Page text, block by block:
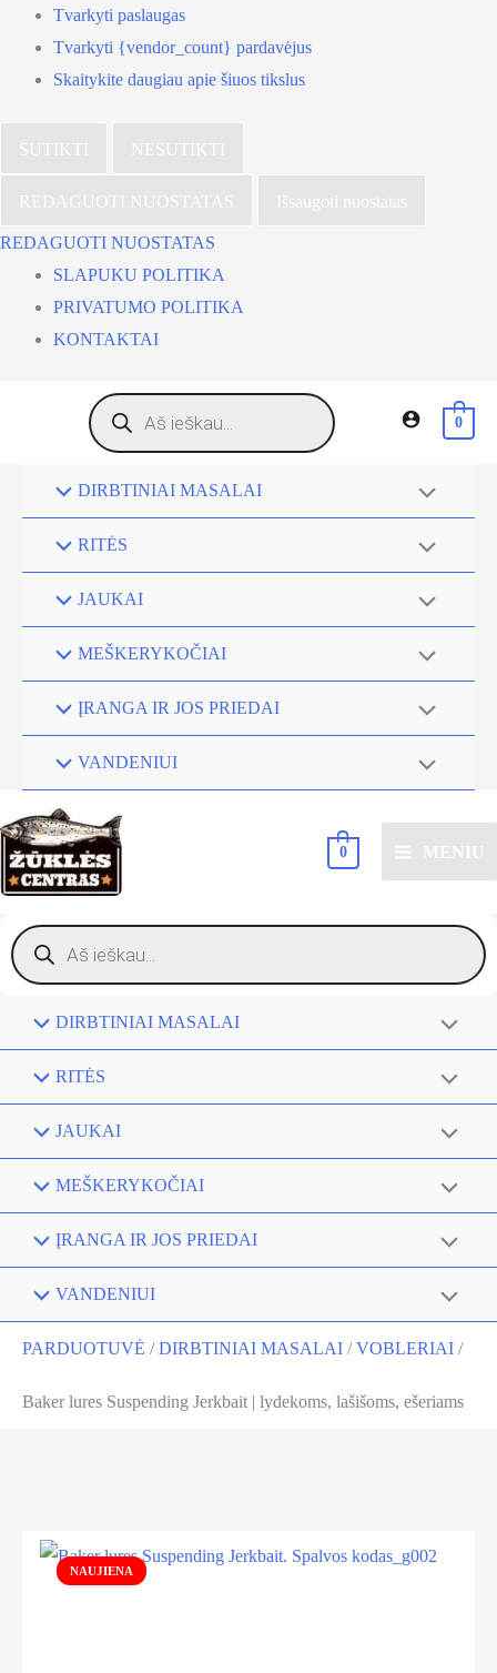
Tvarkyti paslaugas
Tvarkyti {vendor_count} pardavėjus
Skaitykite daugiau apie šiuos tikslus
SUTIKTI NESUTIKTI
REDAGUOTI NUOSTATAS Išsaugoti nuostatas
REDAGUOTI NUOSTATAS
SLAPUKU POLITIKA
PRIVATUMO POLITIKA
KONTAKTAI
Products
search
0
DIRBTINIAI MASALAI
RITĖS
JAUKAI
MEŠKERYKOČIAI
ĮRANGA IR JOS PRIEDAI
VANDENIUI
0 MENIU
Products
search
DIRBTINIAI MASALAI
RITĖS
JAUKAI
MEŠKERYKOČIAI
ĮRANGA IR JOS PRIEDAI
VANDENIUI
PARDUOTUVĖ /DIRBTINIAI MASALAI /VOBLERIAI /
Baker lures Suspending Jerkbait | lydekoms, lašišoms, ešeriams
NAUJIENA